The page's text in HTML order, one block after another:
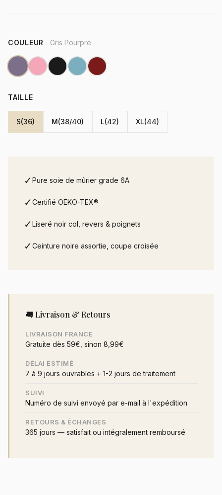
COULEUR Gris Pourpre
TAILLE
S(36) M(38/40) L(42) XL(44)
✓Pure soie de mûrier grade 6A
✓Certifié OEKO-TEX®
✓Liseré noir col, revers & poignets
✓Ceinture noire assortie, coupe croisée
🚚 Livraison & Retours
LIVRAISON FRANCE
Gratuite dès 59€, sinon 8,99€
DÉLAI ESTIMÉ
7 à 9 jours ouvrables + 1-2 jours de traitement
SUIVI
Numéro de suivi envoyé par e-mail à l'expédition
RETOURS & ÉCHANGES
365 jours — satisfait ou intégralement remboursé